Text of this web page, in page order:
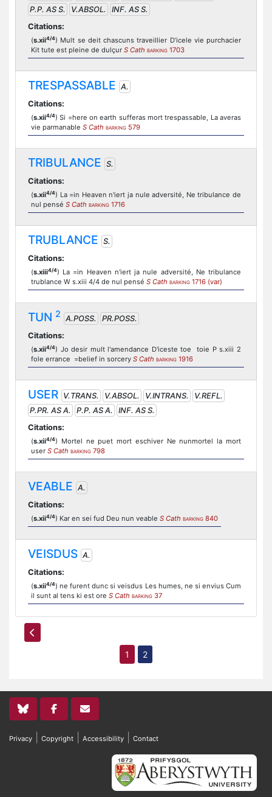
P.P. AS S.
V.ABSOL.
INF. AS S.
Citations:
(s.xii4/4) Mult se deit chascuns traveillier D’icele vie purchacier
Kit tute est pleine de dulçur S Cath BARKING 1703
TRESPASSABLE A.
Citations:
(s.xii4/4) Si =here on earth sufferas mort trespassable, La averas
vie parmanable S Cath BARKING 579
TRIBULANCE S.
Citations:
(s.xii4/4) La =in Heaven n'iert ja nule adversité, Ne tribulance de
nul pensé S Cath BARKING 1716
TRUBLANCE S.
Citations:
(s.xiii4/4) La =in Heaven n'iert ja nule adversité, Ne tribulance
trublance W s.xiii 4/4 de nul pensé S Cath BARKING 1716 (var)
TUN 2 A.POSS.
PR.POSS.
Citations:
(s.xii4/4) Jo desir mult l'amendance D'iceste toe toie P s.xiii 2
fole errance =belief in sorcery S Cath BARKING 1916
USER V.TRANS. V.ABSOL. V.INTRANS.
V.REFL.
P.PR. AS A.
P.P. AS A.
INF. AS S.
Citations:
(s.xii4/4) Mortel ne puet mort eschiver Ne nunmortel la mort
user S Cath BARKING 798
VEABLE A.
Citations:
(s.xii4/4) Kar en sei fud Deu nun veable S Cath BARKING 840
VEISDUS A.
Citations:
(s.xii4/4) ne furent dunc si veisdus Les humes, ne si envius Cum
il sunt al tens ki est ore S Cath BARKING 37
1 2
Privacy Copyright Accessibility Contact